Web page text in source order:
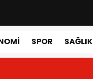
SPOR SAĞLIK